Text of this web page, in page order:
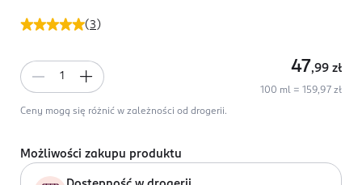
(3 )
47,99 zł
100 ml = 159,97 zł
Ceny mogą się różnić w zależności od drogerii.
Możliwości zakupu produktu